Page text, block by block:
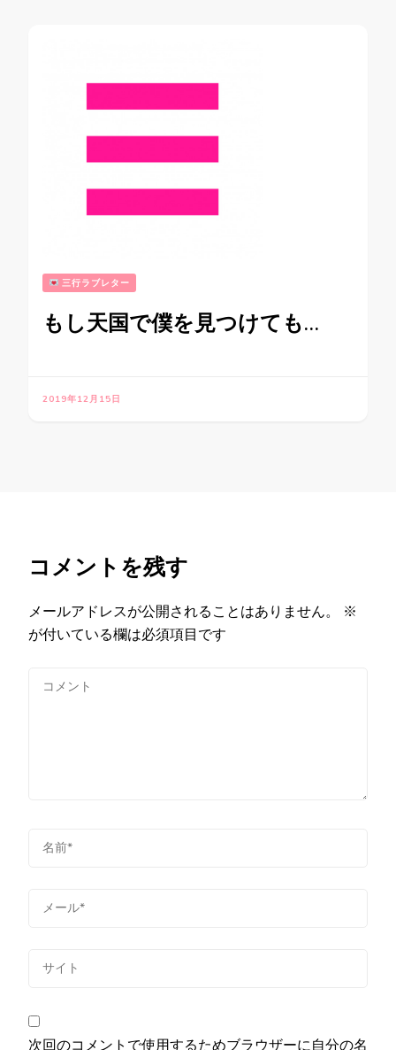
三行ラブレター
もし天国で僕を見つけても…
2019年12月15日
コメントを残す
メールアドレスが公開されることはありません。
※
が付いている欄は必須項目です
次回のコメントで使用するためブラウザーに自分の名